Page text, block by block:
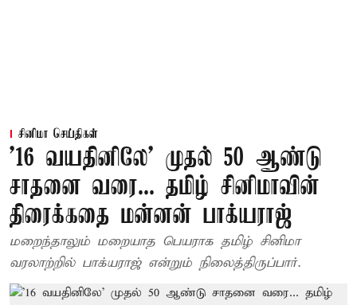
சினிமா செய்திகள்
'16 வயதினிலே' முதல் 50 ஆண்டு
சாதனை வரை... தமிழ் சினிமாவின்
திரைக்கதை மன்னன் பாக்யராஜ்
மறைந்தாலும் மறையாத பெயராக தமிழ் சினிமா
வரலாற்றில் பாக்யராஜ் என்றும் நிலைத்திருப்பார்.